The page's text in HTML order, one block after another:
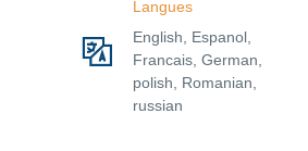
Langues
English, Espanol,
Francais, German,
polish, Romanian,
russian